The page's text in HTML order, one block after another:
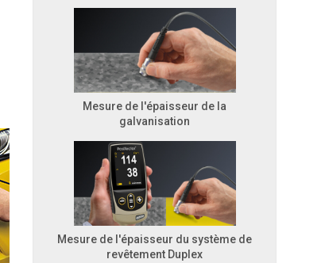
Mesure de l'épaisseur de la
galvanisation
Mesure de l'épaisseur du système de
revêtement Duplex